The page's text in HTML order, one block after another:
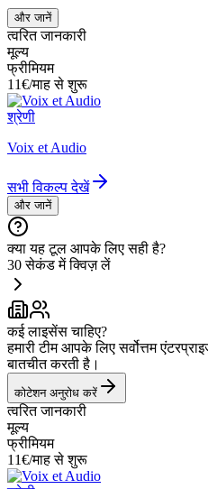
और जानें
त्वरित जानकारी
मूल्य
फ्रीमियम
11€/माह से शुरू
श्रेणी
Voix et Audio
सभी विकल्प देखें
और जानें
क्या यह टूल आपके लिए सही है?
30 सेकंड में क्विज़ लें
कई लाइसेंस चाहिए?
हमारी टीम आपके लिए सर्वोत्तम
बातचीत करती है।
कोटेशन अनुरोध करें
त्वरित जानकारी
मूल्य
फ्रीमियम
11€/माह से शुरू